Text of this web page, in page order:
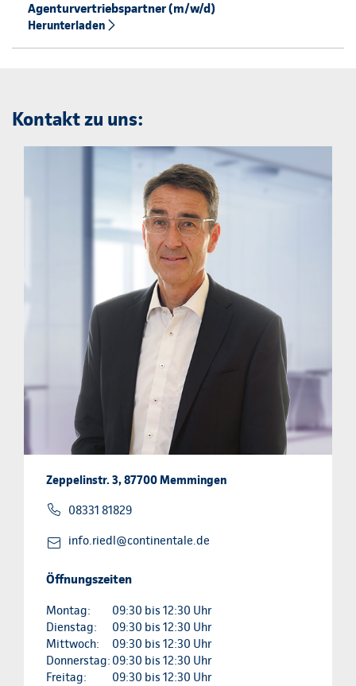
Agenturvertriebspartner (m/w/d)
Herunterladen
Kontakt zu uns:
Zeppelinstr. 3, 87700 Memmingen
08331 81829
info.riedl@continentale.de
Öffnungszeiten
Montag:
09:30 bis 12:30 Uhr
Dienstag:
09:30 bis 12:30 Uhr
Mittwoch:
09:30 bis 12:30 Uhr
Donnerstag: 09:30 bis 12:30 Uhr
Freitag:
09:30 bis 12:30 Uhr